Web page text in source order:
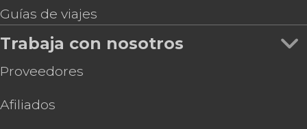
Guías de viajes
Trabaja con nosotros
Proveedores
Afiliados